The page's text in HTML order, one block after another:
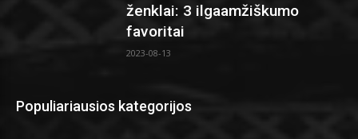
ženklai: 3 ilgaamžiškumo
favoritai
2023-08-13
Populiariausios kategorijos